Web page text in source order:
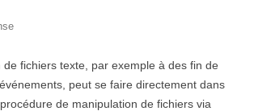
de fichiers texte, par exemple à des fin de
peut se faire directement dans
procédure de manipulation de fichiers via